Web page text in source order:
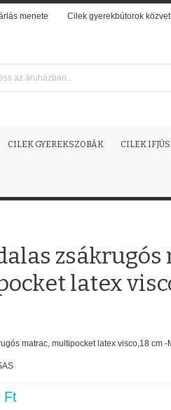
menete Cilek gyerekbútorok
CILEK GYEREKSZOBÁK CILEK
zsákrugós
latex
matrac, multipocket latex visco,18 cm -
Ft